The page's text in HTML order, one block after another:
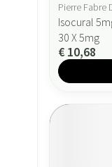
Pierre Fabre
Isocural
30 X 5mg
€ 10,68